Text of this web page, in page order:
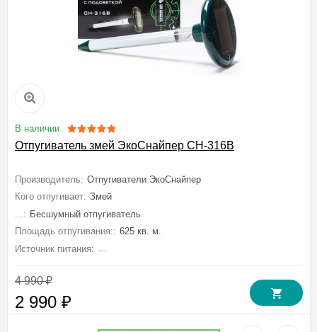
В наличии
Отпугиватель змей ЭкоСнайпер CH-316B
Производитель: Отпугиватели ЭкоСнайпер
Кого отпугивает: Змей
...: Бесшумный отпугиватель
Площадь отпугивания:: 625 кв. м.
Источник питания: От солнечной батареи, Встроенный аккумулятор
4 990₽
2 990 ₽